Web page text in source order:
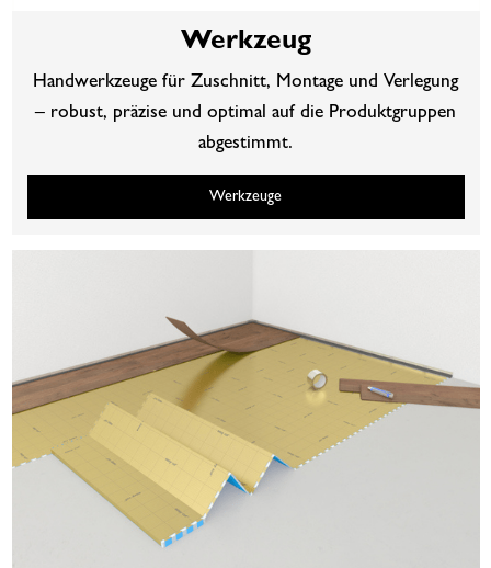
Werkzeug
Handwerkzeuge für Zuschnitt, Montage und Verlegung
– robust, präzise und optimal auf die Produktgruppen
abgestimmt.
Werkzeuge